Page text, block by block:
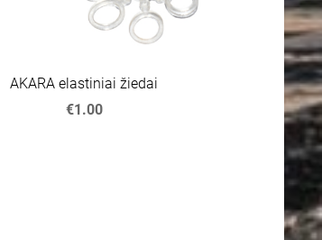
AKARA elastiniai žiedai
€1.00